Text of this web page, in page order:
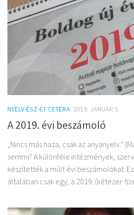
NYELV-ÉSZ-ET CETERA 2019. JANUÁR 5.
A 2019. évi beszámoló
„Nincs más haza, csak az anyanyelv.”
semmi? A különféle intézmények,
készítették a múlt évi beszámolókat.
általában csak egy, a 2019. (kétezer-